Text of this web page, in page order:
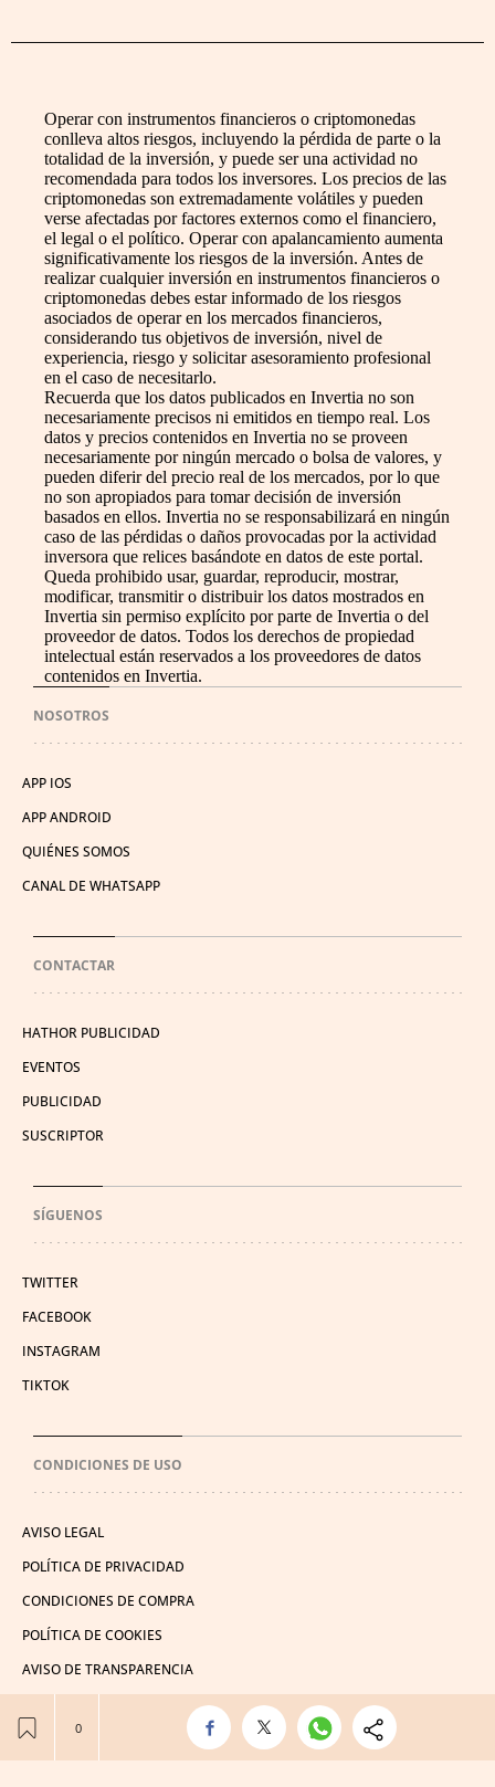
Operar con instrumentos financieros o criptomonedas
conlleva altos riesgos, incluyendo la pérdida de parte o la
totalidad de la inversión, y puede ser una actividad no
recomendada para todos los inversores. Los precios de las
criptomonedas son extremadamente volátiles y pueden
verse afectadas por factores externos como el financiero,
el legal o el político. Operar con apalancamiento aumenta
significativamente los riesgos de la inversión. Antes de
realizar cualquier inversión en instrumentos financieros o
criptomonedas debes estar informado de los riesgos
asociados de operar en los mercados financieros,
considerando tus objetivos de inversión, nivel de
experiencia, riesgo y solicitar asesoramiento profesional
en el caso de necesitarlo.
Recuerda que los datos publicados en Invertia no son
necesariamente precisos ni emitidos en tiempo real. Los
datos y precios contenidos en Invertia no se proveen
necesariamente por ningún mercado o bolsa de valores, y
pueden diferir del precio real de los mercados, por lo que
no son apropiados para tomar decisión de inversión
basados en ellos. Invertia no se responsabilizará en ningún
caso de las pérdidas o daños provocadas por la actividad
inversora que relices basándote en datos de este portal.
Queda prohibido usar, guardar, reproducir, mostrar,
modificar, transmitir o distribuir los datos mostrados en
Invertia sin permiso explícito por parte de Invertia o del
proveedor de datos. Todos los derechos de propiedad
intelectual están reservados a los proveedores de datos
contenidos en Invertia.
NOSOTROS
APP IOS
APP ANDROID
QUIÉNES SOMOS
CANAL DE WHATSAPP
CONTACTAR
HATHOR PUBLICIDAD
EVENTOS
PUBLICIDAD
SUSCRIPTOR
SÍGUENOS
TWITTER
FACEBOOK
INSTAGRAM
TIKTOK
CONDICIONES DE USO
AVISO LEGAL
POLÍTICA DE PRIVACIDAD
CONDICIONES DE COMPRA
POLÍTICA DE COOKIES
AVISO DE TRANSPARENCIA